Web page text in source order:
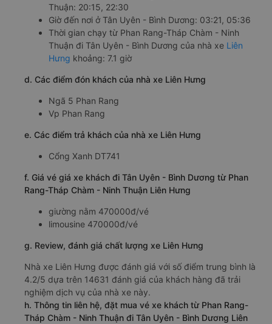
Thuận: 20:15, 22:30
Giờ đến nơi ở Tân Uyên - Bình Dương: 03:21, 05:36
Thời gian chạy từ Phan Rang-Tháp Chàm - Ninh
Thuận đi Tân Uyên - Bình Dương của nhà xe Liên
Hưng khoảng: 7.1 giờ
d. Các điểm đón khách của nhà xe Liên Hưng
Ngã 5 Phan Rang
Vp Phan Rang
e. Các điểm trả khách của nhà xe Liên Hưng
Cổng Xanh DT741
f. Giá vé giá xe khách đi Tân Uyên - Bình Dương từ Phan
Rang-Tháp Chàm - Ninh Thuận Liên Hưng
giường nằm 470000đ/vé
limousine 470000đ/vé
g. Review, đánh giá chất lượng xe Liên Hưng
Nhà xe Liên Hưng được đánh giá với số điểm trung bình là
4.2/5 dựa trên 14631 đánh giá của khách hàng đã trải
nghiệm dịch vụ của nhà xe này.
h. Thông tin liên hệ, đặt mua vé xe khách từ Phan Rang-
Tháp Chàm - Ninh Thuận đi Tân Uyên - Bình Dương Liên